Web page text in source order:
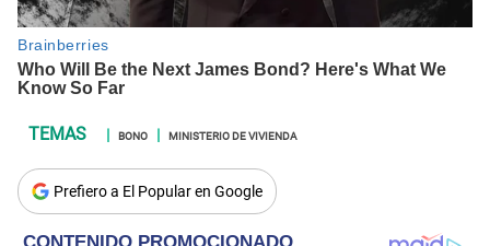
BONO MINISTERIO DE VIVIENDA
Prefiero a El Popular en Google